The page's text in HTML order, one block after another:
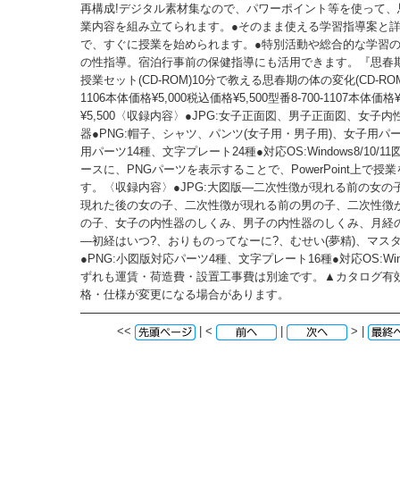
再構成!デジタル素材集なので、パワーポイント等を使って
業内容を組み立てられます。●そのまま使える学習指導案と
で、すぐに授業を始められます。●特別活動や総合的な学習
の性指導。宿泊行事前の保健指導にも活用できます。『思春
授業セット(CD-ROM)10分で教える思春期の体の変化(CD-
1106本体価格¥5,000税込価格¥5,500型番8-700-1107本体価格
¥5,500〈収録内容〉●JPG:女子正面図、男子正面図、女子内
器●PNG:帽子、シャツ、パンツ(女子用・男子用)、女子用パ
用パーツ14種、文字プレート24種●対応OS:Windows8/10/11
ースに、PNGパーツを表示することで、PowerPoint上で授
す。〈収録内容〉●JPG:大図版―二次性徴が現れる前の女の
現れた後の女の子、二次性徴が現れる前の男の子、二次性徴
の子、女子の内性器のしくみ、男子の内性器のしくみ、月経
―初経はいつ?、おりものってなーに?、むせい(夢精)、マス
●PNG:小図版対応パーツ4種、文字プレート16種●対応
ずれも運賃・荷造費・設置工事費は別途です。▲カタログ有
格・仕様が変更になる場合があります。
<< | < | > |